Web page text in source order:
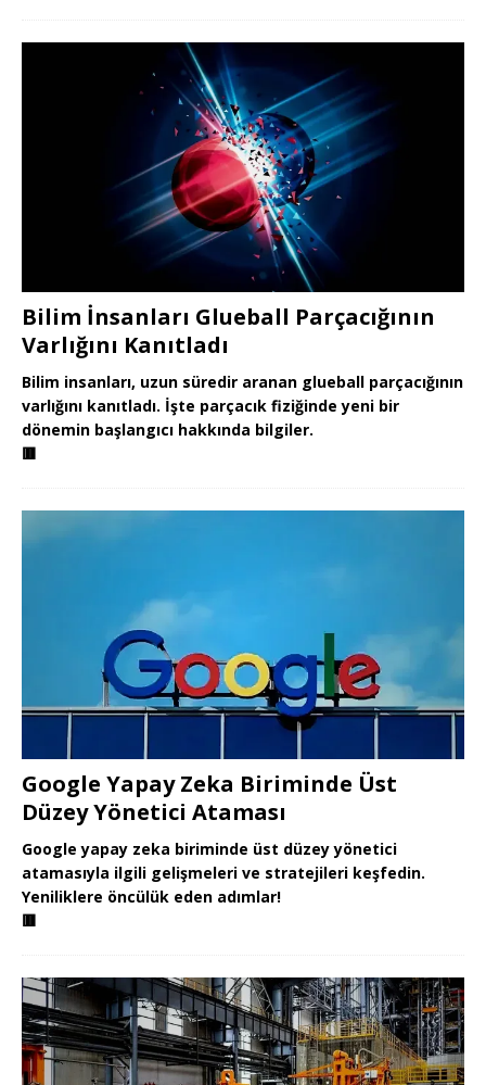
Bilim İnsanları Glueball Parçacığının
Varlığını Kanıtladı
Bilim insanları, uzun süredir aranan glueball parçacığının
varlığını kanıtladı. İşte parçacık fiziğinde yeni bir
dönemin başlangıcı hakkında bilgiler.
🟥
Google Yapay Zeka Biriminde Üst
Düzey Yönetici Ataması
Google yapay zeka biriminde üst düzey yönetici
atamasıyla ilgili gelişmeleri ve stratejileri keşfedin.
Yeniliklere öncülük eden adımlar!
🟥